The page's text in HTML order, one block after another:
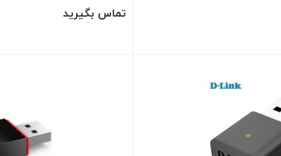
تماس بگیرید